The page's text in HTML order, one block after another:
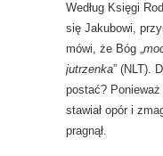
Według Księgi
się Jakubowi,
mówi, że Bóg „
jutrzenka” (NLT).
postać? Ponieważ
stawiał opór i
pragnął.